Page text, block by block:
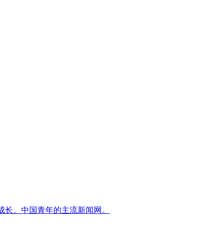
。中国青年的主流新闻网。